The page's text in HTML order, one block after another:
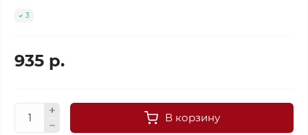
3
935 р.
В корзину